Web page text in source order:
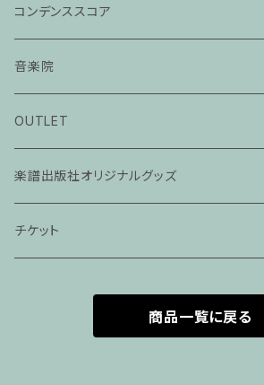
コンデンススコア
音楽院
ピアノ科３０分レッスン
ピアノ科４５分レッスン
家族割プラン
家族割適用プラン2
声楽ピアノ４５分レッスン
OUTLET
楽譜出版社オリジナルグッズ
アパレル
チケット
商品一覧に戻る